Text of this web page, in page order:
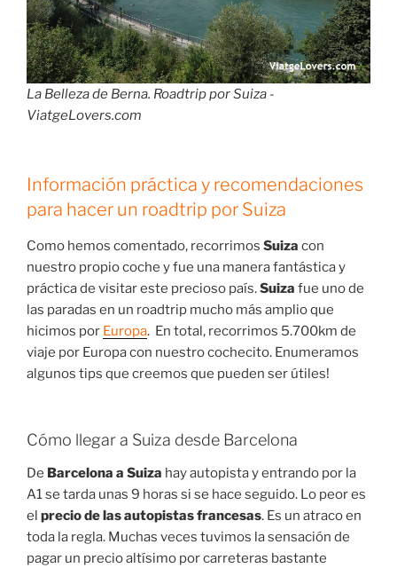
La Belleza de Berna. Roadtrip por Suiza -
ViatgeLovers.com
Información práctica y recomendaciones
para hacer un roadtrip por Suiza
Como hemos comentado, recorrimos Suiza con
nuestro propio coche y fue una manera fantástica y
práctica de visitar este precioso país.Suiza fue uno de
las paradas en un roadtrip mucho más amplio que
hicimos por Europa. En total, recorrimos 5.700km de
viaje por Europa con nuestro cochecito. Enumeramos
algunos tips que creemos que pueden ser útiles!
Cómo llegar a Suiza desde Barcelona
De Barcelona a Suiza hay autopista y entrando por la
A1 se tarda unas 9 horas si se hace seguido. Lo peor es
el precio de las autopistas francesas. Es un atraco en
toda la regla. Muchas veces tuvimos la sensación de
pagar un precio altísimo por carreteras bastante